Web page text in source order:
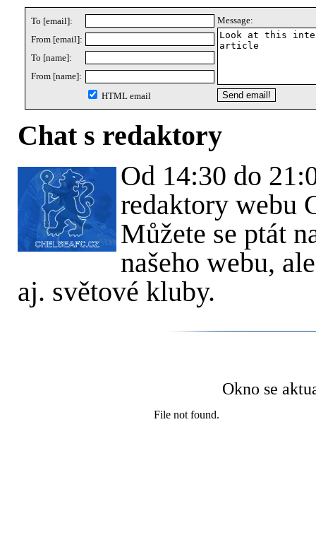
To [email]:
Message:
From [email]:
To [name]:
From [name]:
HTML email
Chat s redaktory
Od 14:30 do
redaktory webu
Můžete se ptát
našeho webu,
aj. světové kluby.
Okno se